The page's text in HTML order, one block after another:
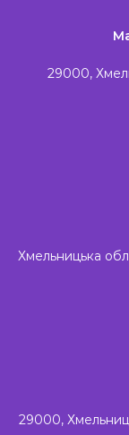
29000,
Хмельницька
29000,